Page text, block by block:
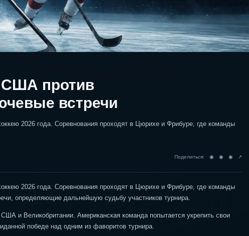
США против
встречи
2026 года. Соревнования проходят в Цюрихе и Фрибуре, где команды
Поделиться: ◉ ◉ ◉ ↗
2026 года. Соревнования проходят в Цюрихе и Фрибуре, где команды
определяющие дальнейшую судьбу участников турнира.
и Великобритании. Американская команда попытается укрепить свои
победе над одним из фаворитов турнира.